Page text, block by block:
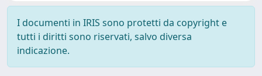
I documenti in IRIS sono protetti da copyright e
tutti i diritti sono riservati, salvo diversa
indicazione.